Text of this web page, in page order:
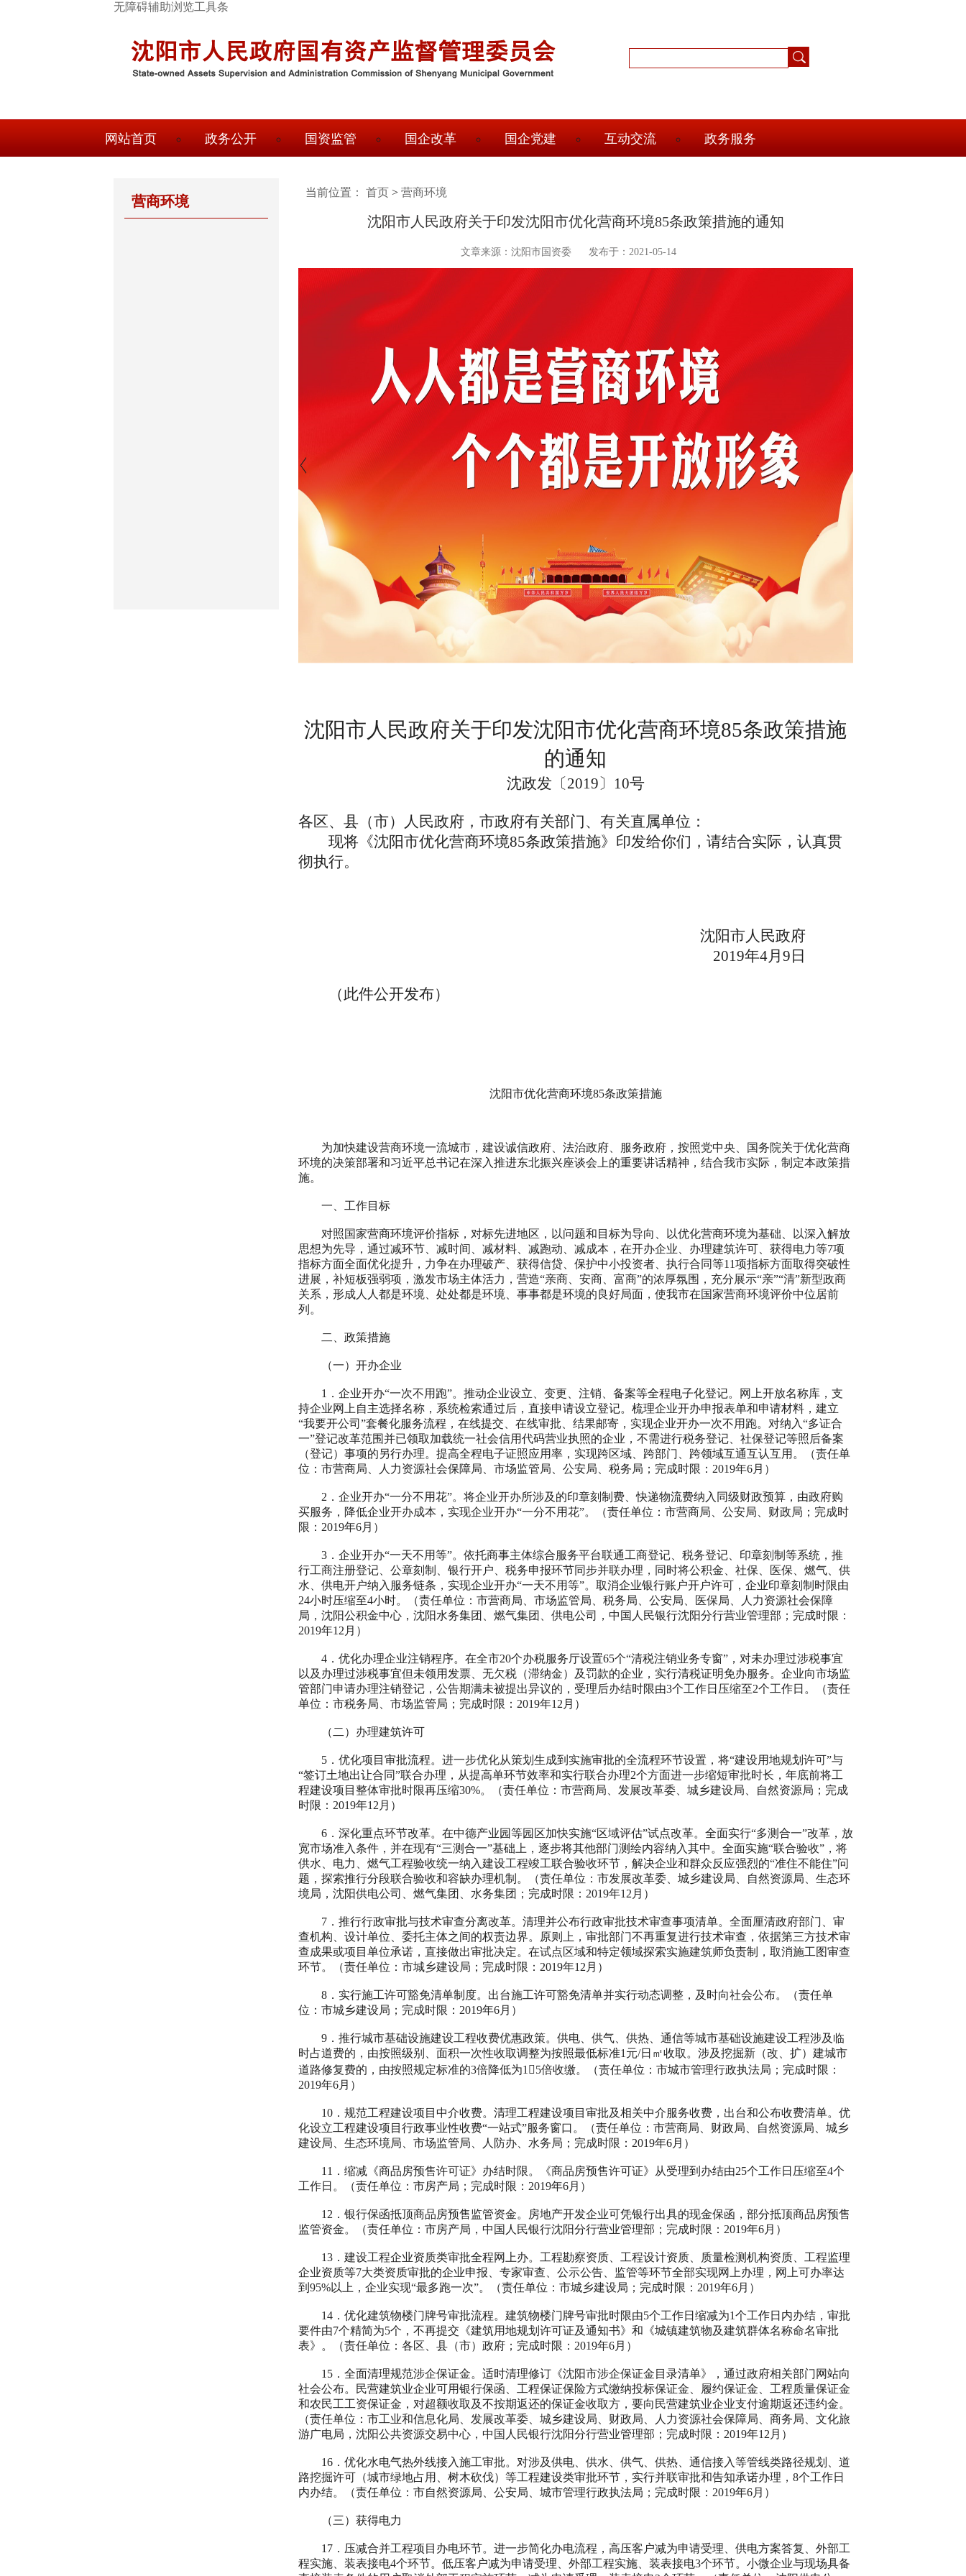
无障碍辅助浏览工具条
输
息
导
网站首页 政务公开 国资监管 国企改革 国企党建 互动交流 政务服务
营商环境
当前位置： 面
包
首页> 营商环境
沈阳市人民政府关于印发沈阳市优化营商环境85条政策措施的通知
文章来源：沈阳市国资委 发布于：2021-05-14
沈阳市人民政府关于印发沈阳市优化营商环境85条政策措施
的通知
沈政发〔2019〕10号
各区、县（市）人民政府，市政府有关部门、有关直属单位：
现将《沈阳市优化营商环境85条政策措施》印发给你们，请结合实际，认真贯
彻执行。
沈阳市人民政府
2019年4月9日
（此件公开发布）
沈阳市优化营商环境85条政策措施
为加快建设营商环境一流城市，建设诚信政府、法治政府、服务政府，按照党中央、国务院关于优化营商
环境的决策部署和习近平总书记在深入推进东北振兴座谈会上的重要讲话精神，结合我市实际，制定本政策措
施。
一、工作目标
对照国家营商环境评价指标，对标先进地区，以问题和目标为导向、以优化营商环境为基础、以深入解放
思想为先导，通过减环节、减时间、减材料、减跑动、减成本，在开办企业、办理建筑许可、获得电力等7项
指标方面全面优化提升，力争在办理破产、获得信贷、保护中小投资者、执行合同等11项指标方面取得突破性
进展，补短板强弱项，激发市场主体活力，营造“亲商、安商、富商”的浓厚氛围，充分展示“亲”“清”新型政商
关系，形成人人都是环境、处处都是环境、事事都是环境的良好局面，使我市在国家营商环境评价中位居前
列。
二、政策措施
（一）开办企业
1 ．企业开办“一次不用跑”。推动企业设立、变更、注销、备案等全程电子化登记。网上开放名称库，支
持企业网上自主选择名称，系统检索通过后，直接申请设立登记。梳理企业开办申报表单和申请材料，建立
“我要开公司”套餐化服务流程，在线提交、在线审批、结果邮寄，实现企业开办一次不用跑。对纳入“多证合
一”登记改革范围并已领取加载统一社会信用代码营业执照的企业，不需进行税务登记、社保登记等照后备案
（登记）事项的另行办理。提高全程电子证照应用率，实现跨区域、跨部门、跨领域互通互认互用。（责任单
位：市营商局、人力资源社会保障局、市场监管局、公安局、税务局；完成时限： 2019年6月）
2 ．企业开办“一分不用花”。将企业开办所涉及的印章刻制费、快递物流费纳入同级财政预算，由政府购
买服务，降低企业开办成本，实现企业开办“一分不用花”。（责任单位：市营商局、公安局、财政局；完成时
限： 2019年6月）
3．企业开办“一天不用等”。依托商事主体综合服务平台联通工商登记、税务登记、印章刻制等系统，推
行工商注册登记、公章刻制、银行开户、税务申报环节同步并联办理，同时将公积金、社保、医保、燃气、供
水、供电开户纳入服务链条，实现企业开办“一天不用等”。取消企业银行账户开户许可，企业印章刻制时限由
24小时压缩至4小时。（责任单位：市营商局、市场监管局、税务局、公安局、医保局、人力资源社会保障
局，沈阳公积金中心，沈阳水务集团、燃气集团、供电公司，中国人民银行沈阳分行营业管理部；完成时限：
2019年12 月）
4．优化办理企业注销程序。在全市20个办税服务厅设置65个“清税注销业务专窗”，对未办理过涉税事宜
以及办理过涉税事宜但未领用发票、无欠税（滞纳金）及罚款的企业，实行清税证明免办服务。企业向市场监
管部门申请办理注销登记，公告期满未被提出异议的，受理后办结时限由3个工作日压缩至2个工作日。（责任
单位：市税务局、市场监管局；完成时限： 2019年12 月）
（二）办理建筑许可
5．优化项目审批流程。进一步优化从策划生成到实施审批的全流程环节设置，将“建设用地规划许可”与
“签订土地出让合同”联合办理，从提高单环节效率和实行联合办理2个方面进一步缩短审批时长，年底前将工
程建设项目整体审批时限再压缩30%。（责任单位：市营商局、发展改革委、城乡建设局、自然资源局；完成
时限： 2019年12 月）
6．深化重点环节改革。在中德产业园等园区加快实施“区域评估”试点改革。全面实行“多测合一”改革，放
宽市场准入条件，并在现有“三测合一”基础上，逐步将其他部门测绘内容纳入其中。全面实施“联合验收”，将
供水、电力、燃气工程验收统一纳入建设工程竣工联合验收环节，解决企业和群众反应强烈的“准住不能住”问
题，探索推行分段联合验收和容缺办理机制。（责任单位：市发展改革委、城乡建设局、自然资源局、生态环
境局，沈阳供电公司、燃气集团、水务集团；完成时限： 2019年12 月）
7．推行行政审批与技术审查分离改革。清理并公布行政审批技术审查事项清单。全面厘清政府部门、审
查机构、设计单位、委托主体之间的权责边界。原则上，审批部门不再重复进行技术审查，依据第三方技术审
查成果或项目单位承诺，直接做出审批决定。在试点区域和特定领域探索实施建筑师负责制，取消施工图审查
环节。（责任单位：市城乡建设局；完成时限： 2019年12 月）
8．实行施工许可豁免清单制度。出台施工许可豁免清单并实行动态调整，及时向社会公布。（责任单
位：市城乡建设局；完成时限： 2019年6月）
9．推行城市基础设施建设工程收费优惠政策。供电、供气、供热、通信等城市基础设施建设工程涉及临
时占道费的，由按照级别、面积一次性收取调整为按照最低标准1 元/日㎡收取。涉及挖掘新（改、扩）建城市
道路修复费的，由按照规定标准的3倍降低为1 5倍收缴。（责任单位：市城市管理行政执法局；完成时限：
2019年6月）
10．规范工程建设项目中介收费。清理工程建设项目审批及相关中介服务收费，出台和公布收费清单。优
化设立工程建设项目行政事业性收费“一站式”服务窗口。（责任单位：市营商局、财政局、自然资源局、城乡
建设局、生态环境局、市场监管局、人防办、水务局；完成时限： 2019年6月）
11 ．缩减《商品房预售许可证》办结时限。《商品房预售许可证》从受理到办结由25个工作日压缩至4个
工作日。（责任单位：市房产局；完成时限： 2019年6月）
12 ．银行保函抵顶商品房预售监管资金。房地产开发企业可凭银行出具的现金保函，部分抵顶商品房预售
监管资金。（责任单位：市房产局，中国人民银行沈阳分行营业管理部；完成时限： 2019年6月）
13．建设工程企业资质类审批全程网上办。工程勘察资质、工程设计资质、质量检测机构资质、工程监理
企业资质等7大类资质审批的企业申报、专家审查、公示公告、监管等环节全部实现网上办理，网上可办率达
到 95%以上，企业实现“最多跑一次”。（责任单位：市城乡建设局；完成时限： 2019年6月）
14．优化建筑物楼门牌号审批流程。建筑物楼门牌号审批时限由5个工作日缩减为1个工作日内办结，审批
要件由7个精简为5个，不再提交《建筑用地规划许可证及通知书》和《城镇建筑物及建筑群体名称命名审批
表》。（责任单位：各区、县（市）政府；完成时限： 2019年6月）
15．全面清理规范涉企保证金。适时清理修订《沈阳市涉企保证金目录清单》，通过政府相关部门网站向
社会公布。民营建筑业企业可用银行保函、工程保证保险方式缴纳投标保证金、履约保证金、工程质量保证金
和农民工工资保证金，对超额收取及不按期返还的保证金收取方，要向民营建筑业企业支付逾期返还违约金。
（责任单位：市工业和信息化局、发展改革委、城乡建设局、财政局、人力资源社会保障局、商务局、文化旅
游广电局，沈阳公共资源交易中心，中国人民银行沈阳分行营业管理部；完成时限： 2019年12 月）
16．优化水电气热外线接入施工审批。对涉及供电、供水、供气、供热、通信接入等管线类路径规划、道
路挖掘许可（城市绿地占用、树木砍伐）等工程建设类审批环节，实行并联审批和告知承诺办理， 8个工作日
内办结。（责任单位：市自然资源局、公安局、城市管理行政执法局；完成时限： 2019年6月）
（三）获得电力
17．压减合并工程项目办电环节。进一步简化办电流程，高压客户减为申请受理、供电方案答复、外部工
程实施、装表接电4个环节。低压客户减为申请受理、外部工程实施、装表接电3个环节。小微企业与现场具备